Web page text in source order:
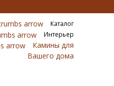
Каталог
Интерьер
Камины для
Вашего дома